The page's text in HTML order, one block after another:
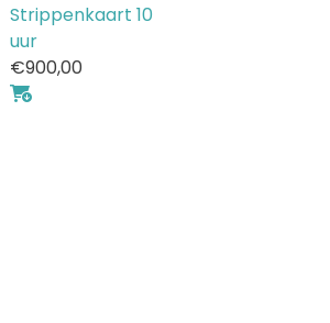
Strippenkaart 10
uur
€900,00